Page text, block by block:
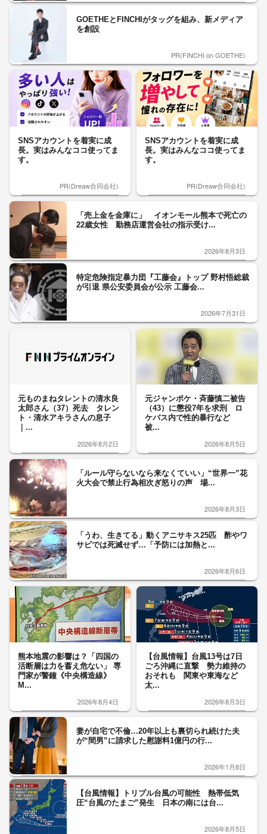
GOETHEとFINCHIがタッグを組み、新メディア
を創設
PR(FINCHI on GOETHE)
SNSアカウントを着実に成
長。実はみんなココ使ってま
す。
PR(Dreaw合同会社)
SNSアカウントを着実に成
長。実はみんなココ使ってま
す。
PR(Dreaw合同会社)
「売上金を金庫に」 イオンモール熊本で死亡の
22歳女性 勤務店運営会社の指示受け...
2026年8月3日
特定危険指定暴力団『工藤会』トップ 野村悟総裁
が引退 県公安委員会が公示 工藤会...
2026年7月31日
元ものまねタレントの清水良
太郎さん（37）死去 タレン
ト・清水アキラさんの息子
｜...
2026年8月2日
元ジャンポケ・斉藤慎二被告
（43）に懲役7年を求刑 ロ
ケバス内で性的暴行など
被...
2026年8月5日
「ルール守らないなら来なくていい」“世界一”花
火大会で禁止行為相次ぎ怒りの声 場...
2026年8月3日
「うわ、生きてる」動くアニサキス25匹 酢やワ
サビでは死滅せず…「予防には加熱と...
2026年8月6日
熊本地震の影響は？「四国の
活断層は力を蓄え危ない」 専
門家が警鐘《中央構造線》
M...
2026年8月4日
【台風情報】台風13号は7日
ごろ沖縄に直撃 勢力維持の
おそれも 関東や東海など
太...
2026年8月3日
妻が自宅で不倫…20年以上も裏切られ続けた夫
が“間男”に請求した慰謝料1億円の行...
2026年1月8日
【台風情報】トリプル台風の可能性 熱帯低気
圧“台風のたまご”発生 日本の南には台...
2026年8月5日